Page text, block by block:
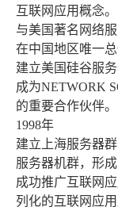
互联网应用概念。
与美国著名网络
在中国地区唯一总
建立美国硅谷服务
成为NETWORK
的重要合作伙伴。
1998年
建立上海服务器
服务器机群，形成
成功推广互联网
列化的互联网应用